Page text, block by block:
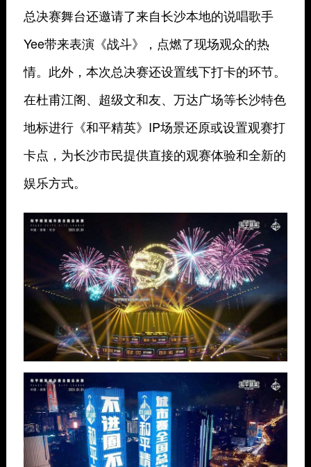
总决赛舞台还邀请了来自长沙本地的说唱歌手
Yee带来表演《战斗》，点燃了现场观众的热
情。此外，本次总决赛还设置线下打卡的环节。
在杜甫江阁、超级文和友、万达广场等长沙特色
地标进行《和平精英》IP场景还原或设置观赛打
卡点，为长沙市民提供直接的观赛体验和全新的
娱乐方式。